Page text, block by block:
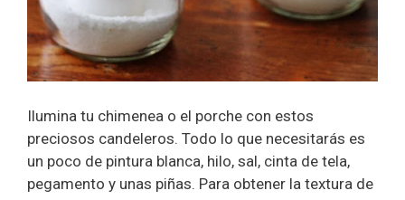
Ilumina tu chimenea o el porche con estos
preciosos candeleros. Todo lo que necesitarás es
un poco de pintura blanca, hilo, sal, cinta de tela,
pegamento y unas piñas. Para obtener la textura de